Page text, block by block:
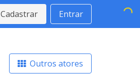
Cadastrar Entrar
Outros atores